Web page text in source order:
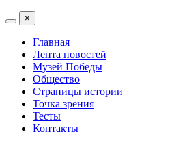
×
Главная
Лента новостей
Музей Победы
Общество
Страницы истории
Точка зрения
Тесты
Контакты